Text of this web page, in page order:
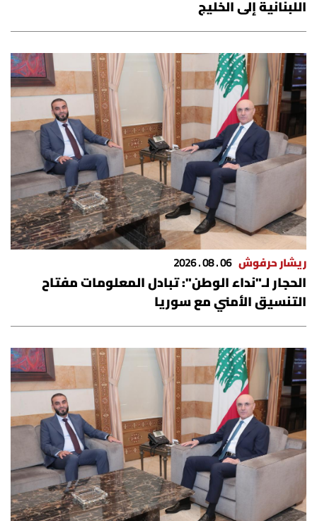
اللبنانية إلى الخليج
ريشار حرفوش 06 . 08 . 2026
الحجار لـ"نداء الوطن": تبادل المعلومات مفتاح
التنسيق الأمني مع سوريا